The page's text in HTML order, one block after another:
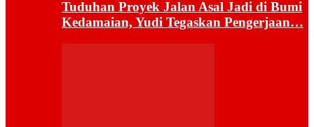
Tuduhan Proyek Jalan Asal Jadi di Bumi
Kedamaian, Yudi Tegaskan Pengerjaan…